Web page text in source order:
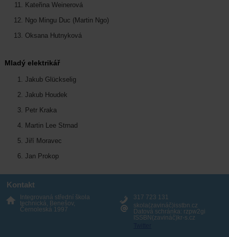
Kateřina Weinerová
Ngo Mingu Duc (Martin Ngo)
Oksana Hutnyková
Mladý elektrikář
Jakub Glückselig
Jakub Houdek
Petr Kraka
Martin Lee Strnad
Jiří Moravec
Jan Prokop
Kontakt
Integrovaná střední škola
technická, Benešov,
Černoleská 1997
317 723 131
skola(zavináč)isstbn.cz
Datová schránka: rzpw2gi
ISSBN(zavináč)kr-s.cz